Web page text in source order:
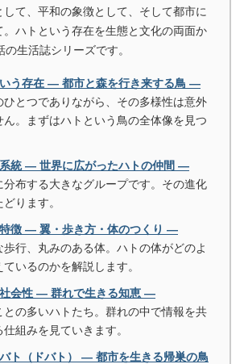
て、平和の象徴として、そして都市に
。ハトという存在を生態と文化の両面か
生活誌シリーズです。
う存在 ― 都市と森を行き来する鳥 ―
ひとつでありながら、その多様性は意外
ん。まずはハトという鳥の全体像を見つ
統 ― 世界に広がったハトの仲間 ―
分布する大きなグループです。その進化
ります。
徴 ― 翼・歩き方・体のつくり ―
行、丸みのある体。ハトの体がどのよ
いるのかを解説します。
会性 ― 群れで生きる知恵 ―
との多いハトたち。群れの中で情報を共
組みを見ていきます。
ト（ドバト） ― 都市を生きる帰巣の鳥